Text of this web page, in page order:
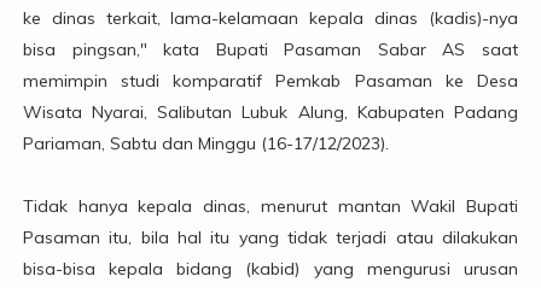
ke dinas terkait, lama-kelamaan kepala dinas (kadis)-nya
bisa pingsan," kata Bupati Pasaman Sabar AS saat
memimpin studi komparatif Pemkab Pasaman ke Desa
Wisata Nyarai, Salibutan Lubuk Alung, Kabupaten Padang
Pariaman, Sabtu dan Minggu (16-17/12/2023).
Tidak hanya kepala dinas, menurut mantan Wakil Bupati
Pasaman itu, bila hal itu yang tidak terjadi atau dilakukan
bisa-bisa kepala bidang (kabid) yang mengurusi urusan